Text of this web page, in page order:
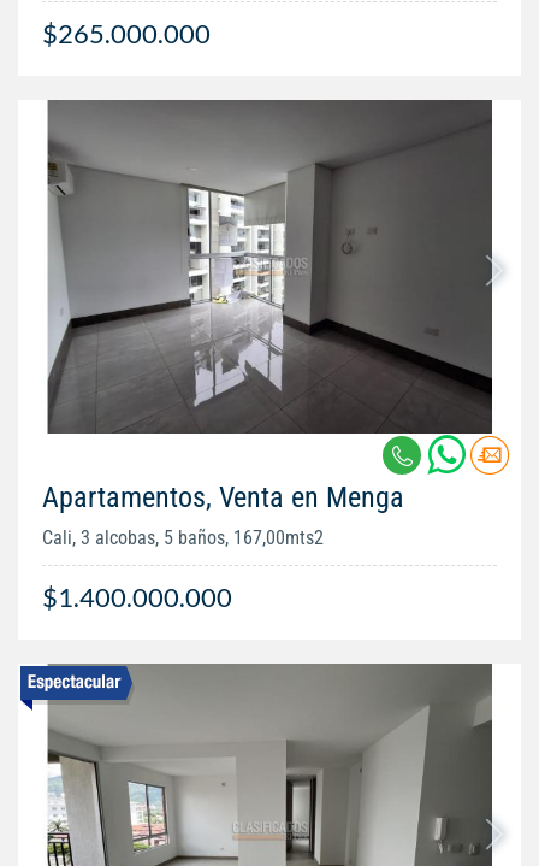
$265.000.000
Apartamentos, Venta en Menga
Cali, 3 alcobas, 5 baños, 167,00mts2
$1.400.000.000